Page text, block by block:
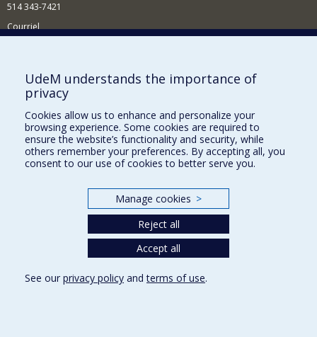
514 343-7421
Courriel
Comment soutenir l'École?
BESOIN D'AIDE?
Plan du site
Signaler une erreur
Accessibilité
Nos départements et écoles
UdeM understands the importance of
privacy
Cookies allow us to enhance and personalize your
browsing experience. Some cookies are required to
ensure the website’s functionality and security, while
others remember your preferences. By accepting all, you
consent to our use of cookies to better serve you.
Manage cookies >
Reject all
Accept all
See our privacy policy andterms of use.